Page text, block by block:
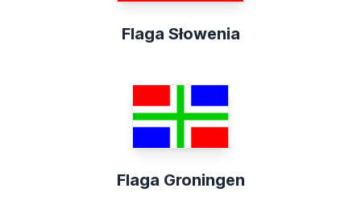
Flaga Słowenia
Flaga Groningen